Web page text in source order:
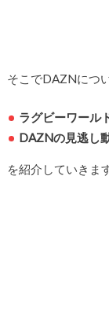
そこでDAZNにつ
ラグビーワール
DAZNの見逃し
を紹介していきま